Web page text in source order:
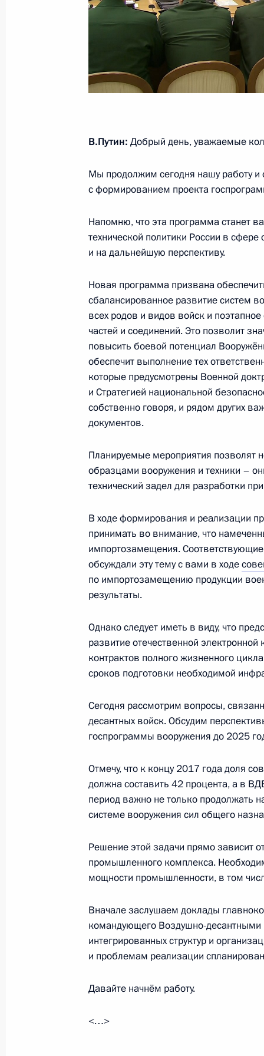
27 июля 2017 года, 09:40
Утверждены Основы
морской деятельности на период
и о порядке инвестирования в
имеющие стратегическое
18 июля 2017 года, 18:15
Совещание с постоянными
5 июля 2017 года, 22:00
Совещание с постоянными членами
Внесены изменения в закон о
в хозяйственные общества,
для обороны и госбезопасности
1 июля 2017 года, 18:20
о военном положении
1 июля 2017 года, 18:00
Совещание с постоянными
26 июня 2017 года, 14:50
Совещание с постоянными
16 июня 2017 года, 15:45
Встреча с Секретарём Совета
Патрушевым
5 июня 2017 года, 13:30
Совещание с постоянными
26 мая 2017 года, 15:15
В.Путин: Добрый день, уважаемые
Мы продолжим сегодня нашу работу
с формированием проекта
Напомню, что эта программа станет
технической политики России в
и на дальнейшую перспективу.
Новая программа призвана
сбалансированное развитие систем
всех родов и видов войск и
частей и соединений. Это позволит
повысить боевой потенциал
обеспечит выполнение тех
которые предусмотрены Военной
и Стратегией национальной
собственно говоря, и рядом других
документов.
Планируемые мероприятия позволят
образцами вооружения и техники –
технический задел для разработки
В ходе формирования и реализации
принимать во внимание, что
импортозамещения.
обсуждали эту тему с вами в ходе
по импортозамещению продукции
результаты.
Однако следует иметь в виду, что
развитие отечественной
контрактов полного жизненного
сроков подготовки необходимой
Сегодня рассмотрим вопросы,
десантных войск. Обсудим
госпрограммы вооружения до 2025
Отмечу, что к концу 2017 года доля
должна составить 42 процента, а в
период важно не только продолжать
системе вооружения сил общего
Решение этой задачи прямо зависит
промышленного комплекса.
мощности промышленности, в том
Вначале заслушаем доклады
командующего Воздушно-десантными
интегрированных структур и
и проблемам реализации
Давайте начнём работу.
<…>